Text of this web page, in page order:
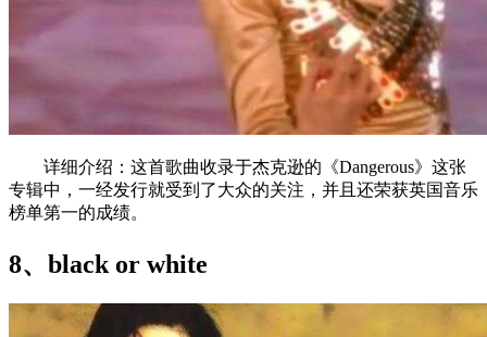
详细介绍：这首歌曲收录于杰克逊的《Dangerous》这张
专辑中，一经发行就受到了大众的关注，并且还荣获英国音乐
榜单第一的成绩。
8、black or white